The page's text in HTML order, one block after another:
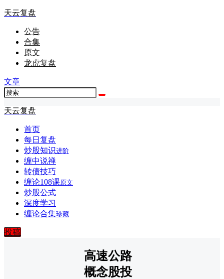
天云复盘
公告
合集
原文
龙虎复盘
文章
天云复盘
首页
每日复盘
炒股知识进阶
缠中说禅
转债技巧
缠论108课原文
炒股公式
深度学习
缠论合集珍藏
投稿
高速公路
概念股投